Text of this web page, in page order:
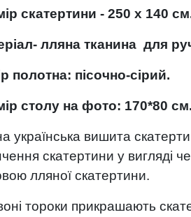
скатертини - 250 х 140
лляна тканина для
полотна: пісочно-сірий.
столу на фото: 170*80 см.
українська вишита
скатертини у вигляді
лляної скатертини.
тороки прикрашають